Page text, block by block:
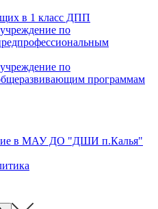
в 1 класс ДПП
по
программам
в МАУ ДО "ДШИ п.Калья"